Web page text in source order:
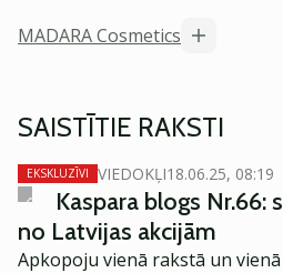
MADARA Cosmetics
SAISTĪTIE RAKSTI
EKSKLUZĪVI VIEDOKĻI18.06.25, 08:19
Kaspara blogs Nr.66:
no Latvijas akcijām
Apkopoju vienā rakstā un